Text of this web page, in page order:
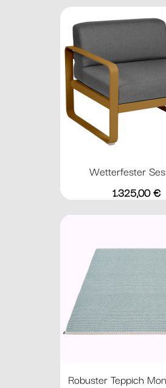
Wetterfester
Preis
1.325,00 €
Robuster Teppich